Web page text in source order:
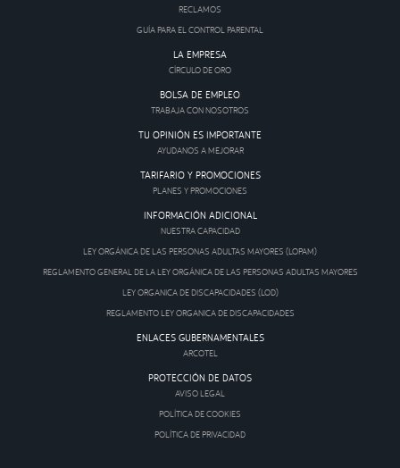
RECLAMOS
GUÍA PARA EL CONTROL PARENTAL
LA EMPRESA
CÍRCULO DE ORO
BOLSA DE EMPLEO
TRABAJA CON NOSOTROS
TU OPINIÓN ES IMPORTANTE
AYUDANOS A MEJORAR
TARIFARIO Y PROMOCIONES
PLANES Y PROMOCIONES
INFORMACIÓN ADICIONAL
NUESTRA CAPACIDAD
LEY ORGÁNICA DE LAS PERSONAS ADULTAS MAYORES (LOPAM)
REGLAMENTO GENERAL DE LA LEY ORGÁNICA DE LAS PERSONAS ADULTAS MAYORES
LEY ORGANICA DE DISCAPACIDADES (LOD)
REGLAMENTO LEY ORGANICA DE DISCAPACIDADES
ENLACES GUBERNAMENTALES
ARCOTEL
PROTECCIÓN DE DATOS
AVISO LEGAL
POLÍTICA DE COOKIES
POLÍTICA DE PRIVACIDAD